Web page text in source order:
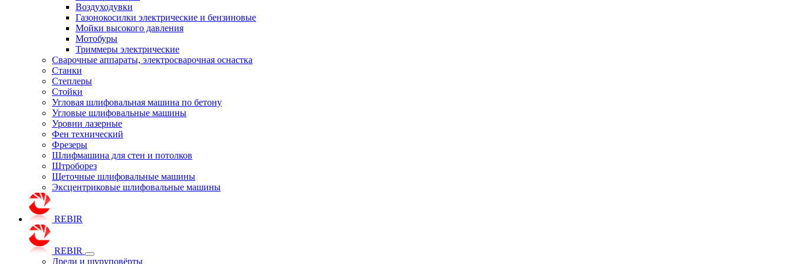
Воздуходувки
Газонокосилки электрические и бензиновые
Мойки высокого давления
Мотобуры
Триммеры электрические
Сварочные аппараты, электросварочная оснастка
Станки
Степлеры
Стойки
Угловая шлифовальная машина по бетону
Угловые шлифовальные машины
Уровни лазерные
Фен технический
Фрезеры
Шлифмашина для стен и потолков
Штроборез
Щеточные шлифовальные машины
Эксцентриковые шлифовальные машины
REBIR
REBIR
Дрели и шуруповёрты